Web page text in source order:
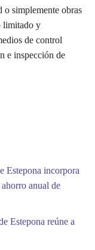
o simplemente obras
limitado y
de control
e inspección de
Estepona incorpora
anual de
Estepona reúne a